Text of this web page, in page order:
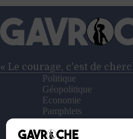
« Le courage, c'est de
Politique
Géopolitique
Economie
Pamphlets
Entretiens
Reportages